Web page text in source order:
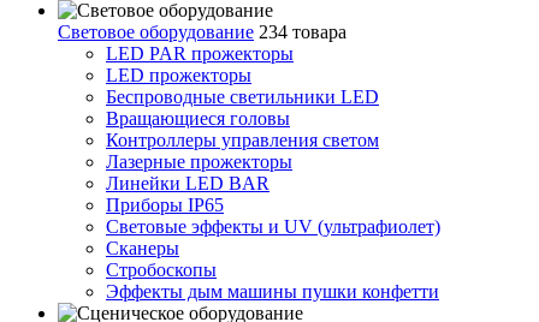
Световое оборудование 234 товара
LED PAR прожекторы
LED прожекторы
Беспроводные светильники LED
Вращающиеся головы
Контроллеры управления светом
Лазерные прожекторы
Линейки LED BAR
Приборы IP65
Световые эффекты и UV (ультрафиолет)
Сканеры
Стробоскопы
Эффекты дым машины пушки конфетти